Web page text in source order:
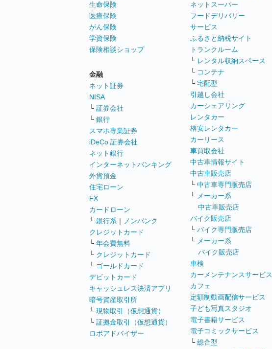
生命保険
医療保険
がん保険
学資保険
保険相談ショップ
金融
ネット証券
NISA
└ 証券会社
└ 銀行
スマホ専業証券
iDeCo 証券会社
ネット銀行
インターネットバンキング
外貨預金
住宅ローン
FX
カードローン
└ 銀行系 ｜
ノンバンク
クレジットカード
└ 年会費無料
└ クレジットカード
└ ゴールドカード
デビットカード
キャッシュレス決済アプリ
暗号資産取引所
└ 現物取引（仮想通貨）
└ 証拠金取引（仮想通貨）
ロボアドバイザー
ネットスーパー
フードデリバリー
サービス
ふるさと納税サイト
トランクルーム
└ レンタル収納スペース
└ コンテナ
└ 宅配型
引越し会社
カーシェアリング
レンタカー
格安レンタカー
カーリース
車買取会社
中古車情報サイト
中古車販売店
└ 中古車専門販売店
└ メーカー系
中古車販売店
バイク販売店
└ バイク専門販売店
└ メーカー系
バイク販売店
車検
カーメンテナンスサービス
カフェ
定額制動画配信サービス
子ども写真スタジオ
電子書籍サービス
電子コミックサービス
└ 総合型